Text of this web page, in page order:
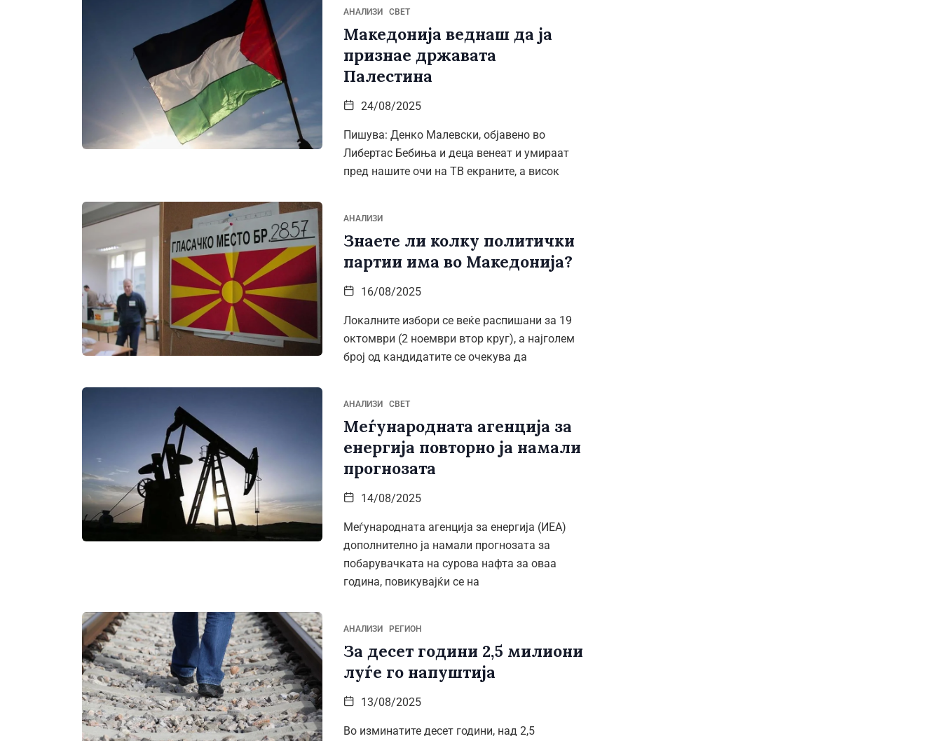
АНАЛИЗИ СВЕТ
Македонија веднаш да ја
признае државата
Палестина
24/08/2025
Пишува: Денко Малевски, објавено во
Либертас Бебиња и деца венеат и умираат
пред нашите очи на ТВ екраните, а висок
АНАЛИЗИ
Знаете ли колку политички
партии има во Македонија?
16/08/2025
Локалните избори се веќе распишани за 19
октомври (2 ноември втор круг), а најголем
број од кандидатите се очекува да
АНАЛИЗИ СВЕТ
Меѓународната агенција за
енергија повторно ја намали
прогнозата
14/08/2025
Меѓународната агенција за енергија (ИЕА)
дополнително ја намали прогнозата за
побарувачката на сурова нафта за оваа
година, повикувајќи се на
АНАЛИЗИ РЕГИОН
За десет години 2,5 милиони
луѓе го напуштија
13/08/2025
Во изминатите десет години, над 2,5